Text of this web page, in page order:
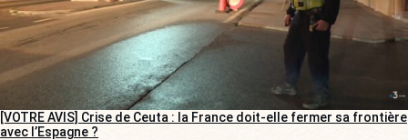
[VOTRE AVIS] Crise de Ceuta : la France doit-elle fermer sa frontière
avec l’Espagne ?